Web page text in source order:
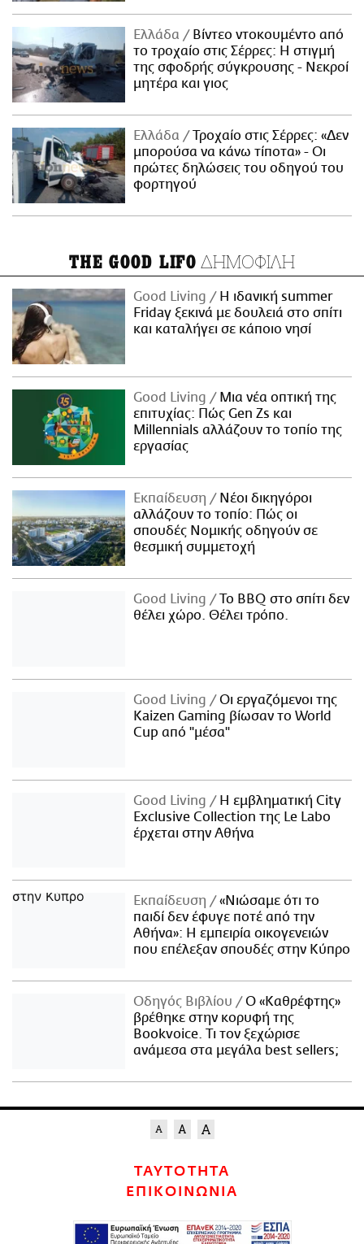
Ελλάδα
Βίντεο ντοκουμέντο από
το τροχαίο στις Σέρρες: Η στιγμή
της σφοδρής σύγκρουσης - Νεκροί
μητέρα και γιος
Ελλάδα
Τροχαίο στις Σέρρες: «Δεν
μπορούσα να κάνω τίποτα» - Οι
πρώτες δηλώσεις του οδηγού του
φορτηγού
THE GOOD LIFO ΔΗΜΟΦΙΛΗ
Good Living
Η ιδανική summer
Friday ξεκινά με δουλειά στο σπίτι
και καταλήγει σε κάποιο νησί
Good Living
Μια νέα οπτική της
επιτυχίας: Πώς Gen Zs και
Millennials αλλάζουν το τοπίο της
εργασίας
Εκπαίδευση
Νέοι δικηγόροι
αλλάζουν το τοπίο: Πώς οι
σπουδές Νομικής οδηγούν σε
θεσμική συμμετοχή
Good Living
Το BBQ στο σπίτι δεν
θέλει χώρο. Θέλει τρόπο.
Good Living
Οι εργαζόμενοι της
Kaizen Gaming βίωσαν το World
Cup από "μέσα"
Good Living
Η εμβληματική City
Exclusive Collection της Le Labo
έρχεται στην Αθήνα
Εκπαίδευση
«Νιώσαμε ότι το
παιδί δεν έφυγε ποτέ από την
Αθήνα»: Η εμπειρία οικογενειών
που επέλεξαν σπουδές στην Κύπρο
Οδηγός Βιβλίου
Ο «Καθρέφτης»
βρέθηκε στην κορυφή της
Bookvoice. Τι τον ξεχώρισε
ανάμεσα στα μεγάλα best sellers;
ΤΑΥΤΟΤΗΤΑ
ΕΠΙΚΟΙΝΩΝΙΑ